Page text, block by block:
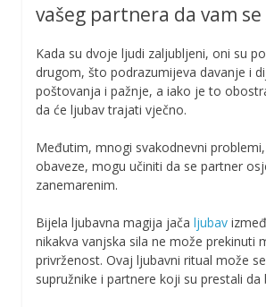
vašeg partnera da vam
Kada su dvoje ljudi zaljubljeni, oni su
drugom, što podrazumijeva davanje i
poštovanja i pažnje, a iako je to
da će ljubav trajati vječno.
Međutim, mnogi svakodnevni
obaveze, mogu učiniti da se partner
zanemarenim.
Bijela ljubavna magija jača ljubav
nikakva vanjska sila ne može prekinuti
privrženost. Ovaj ljubavni ritual može
supružnike i partnere koji su prestali da